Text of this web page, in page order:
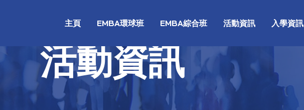
主頁 EMBA環球班 EMBA綜合班 活動資訊 入學資訊
活動資訊